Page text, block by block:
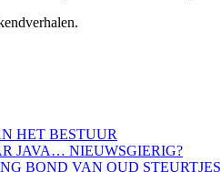
HET BESTUUR
JAVA… NIEUWSGIERIG?
BOND VAN OUD STEURTJES